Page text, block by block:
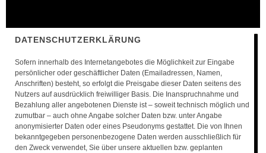
DATENSCHUTZERKLÄRUNG
Sofern innerhalb des Internetangebotes die Möglichkeit zur Eingabe
persönlicher oder geschäftlicher Daten (Emailadressen, Namen,
Anschriften) besteht, so erfolgt die Preisgabe dieser Daten seitens des
Nutzers auf ausdrücklich freiwilliger Basis. Die Inanspruchnahme und
Bezahlung aller angebotenen Dienste ist – soweit technisch möglich und
zumutbar – auch ohne Angabe solcher Daten bzw. unter Angabe
anonymisierter Daten oder eines Pseudonyms gestattet. Die von Ihnen
bekanntgegeben personenbezogene Daten werden ausschließlich für
den Zweck verwendet, Sie über unsere aktuellen bzw. geplanten